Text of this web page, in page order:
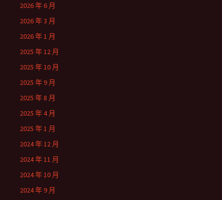
2026 年 6 月
2026 年 3 月
2026 年 1 月
2025 年 12 月
2025 年 10 月
2025 年 9 月
2025 年 8 月
2025 年 4 月
2025 年 1 月
2024 年 12 月
2024 年 11 月
2024 年 10 月
2024 年 9 月